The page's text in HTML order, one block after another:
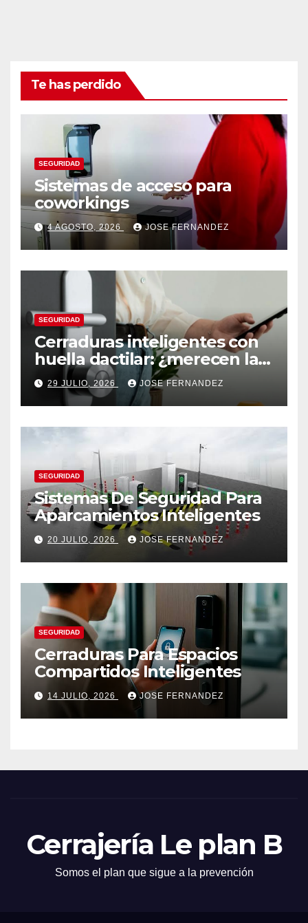
Te has perdido
SEGURIDAD
Sistemas de acceso para
coworkings
4 AGOSTO, 2026 JOSE FERNANDEZ
SEGURIDAD
Cerraduras inteligentes con
huella dactilar: ¿merecen la
pena?
29 JULIO, 2026 JOSE FERNANDEZ
SEGURIDAD
Sistemas De Seguridad Para
Aparcamientos Inteligentes
20 JULIO, 2026 JOSE FERNANDEZ
SEGURIDAD
Cerraduras Para Espacios
Compartidos Inteligentes
14 JULIO, 2026 JOSE FERNANDEZ
Cerrajería Le plan B
Somos el plan que sigue a la prevención